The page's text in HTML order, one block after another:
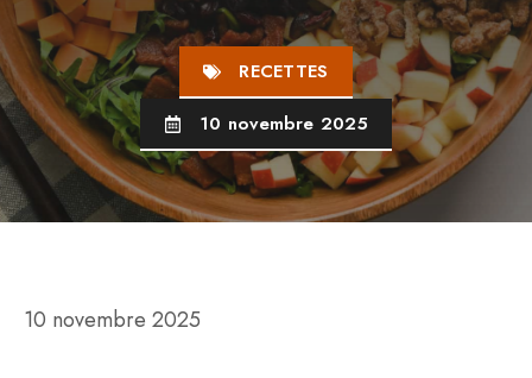
RECETTES
10 novembre 2025
10 novembre 2025